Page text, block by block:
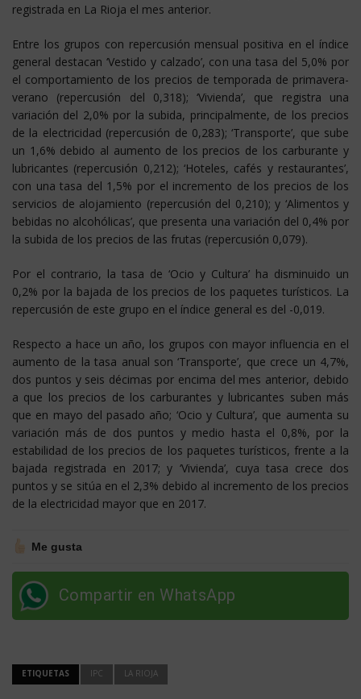
registrada en La Rioja el mes anterior.
Entre los grupos con repercusión mensual positiva en el índice
general destacan ‘Vestido y calzado’, con una tasa del 5,0% por
el comportamiento de los precios de temporada de primavera-
verano (repercusión del 0,318); ‘Vivienda’, que registra una
variación del 2,0% por la subida, principalmente, de los precios
de la electricidad (repercusión de 0,283); ‘Transporte’, que sube
un 1,6% debido al aumento de los precios de los carburante y
lubricantes (repercusión 0,212); ‘Hoteles, cafés y restaurantes’,
con una tasa del 1,5% por el incremento de los precios de los
servicios de alojamiento (repercusión del 0,210); y ‘Alimentos y
bebidas no alcohólicas’, que presenta una variación del 0,4% por
la subida de los precios de las frutas (repercusión 0,079).
Por el contrario, la tasa de ‘Ocio y Cultura’ ha disminuido un
0,2% por la bajada de los precios de los paquetes turísticos. La
repercusión de este grupo en el índice general es del -0,019.
Respecto a hace un año, los grupos con mayor influencia en el
aumento de la tasa anual son ‘Transporte’, que crece un 4,7%,
dos puntos y seis décimas por encima del mes anterior, debido
a que los precios de los carburantes y lubricantes suben más
que en mayo del pasado año; ‘Ocio y Cultura’, que aumenta su
variación más de dos puntos y medio hasta el 0,8%, por la
estabilidad de los precios de los paquetes turísticos, frente a la
bajada registrada en 2017; y ‘Vivienda’, cuya tasa crece dos
puntos y se sitúa en el 2,3% debido al incremento de los precios
de la electricidad mayor que en 2017.
Me gusta
Compartir en WhatsApp
ETIQUETAS IPC LA RIOJA